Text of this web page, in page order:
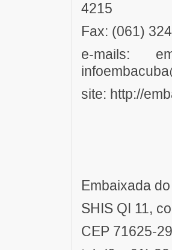
4215
Fax: (061)
e-mails:
site: http://
Embaixada
SHIS QI 11,
CEP 71625-